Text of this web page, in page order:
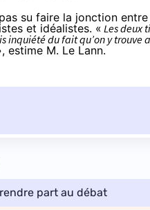
su faire la jonction
et idéalistes. « Les deux
inquiété du fait qu’on y trouve
estime M. Le Lann.
part au débat